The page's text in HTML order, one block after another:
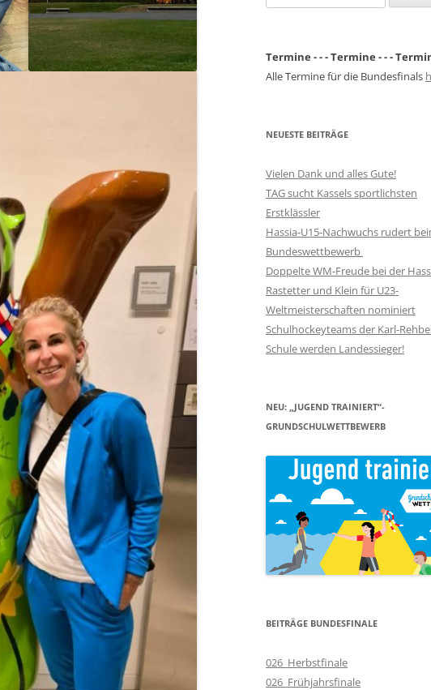
nach:
Termine - - - Termine - - -
Alle Termine für die Bundesfinals
NEUESTE BEITRÄGE
Vielen Dank und alles Gute!
TAG sucht Kassels sportlichsten
Erstklässler
Hassia-U15-Nachwuchs rudert
Bundeswettbewerb
Doppelte WM-Freude bei der
Rastetter und Klein für U23-
Weltmeisterschaften nominiert
Schulhockeyteams der Karl-
Schule werden Landessieger!
NEU: „JUGEND TRAINIERT“-
GRUNDSCHULWETTBEWERB
BEITRÄGE BUNDESFINALE
026_Herbstfinale
026_Frühjahrsfinale